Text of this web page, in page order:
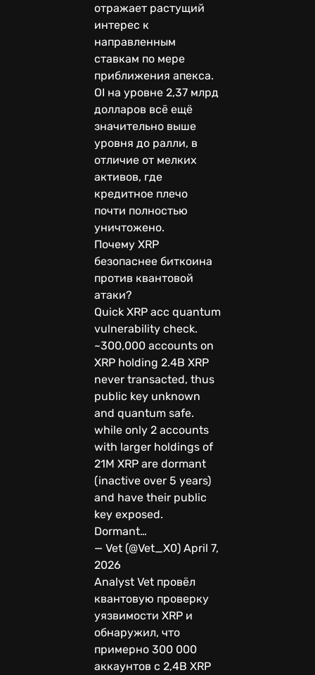
отражает растущий
интерес к
направленным
ставкам по мере
приближения апекса.
OI на уровне 2,37 млрд
долларов всё ещё
значительно выше
уровня до ралли, в
отличие от мелких
активов, где
кредитное плечо
почти полностью
уничтожено.
Почему XRP
безопаснее биткоина
против квантовой
атаки?
Quick XRP acc quantum
vulnerability check.
~300,000 accounts on
XRP holding 2.4B XRP
never transacted, thus
public key unknown
and quantum safe.
while only 2 accounts
with larger holdings of
21M XRP are dormant
(inactive over 5 years)
and have their public
key exposed.
Dormant…
— Vet (@Vet_X0) April 7,
2026
Analyst Vet провёл
квантовую проверку
уязвимости XRP и
обнаружил, что
примерно 300 000
аккаунтов с 2,4B XRP